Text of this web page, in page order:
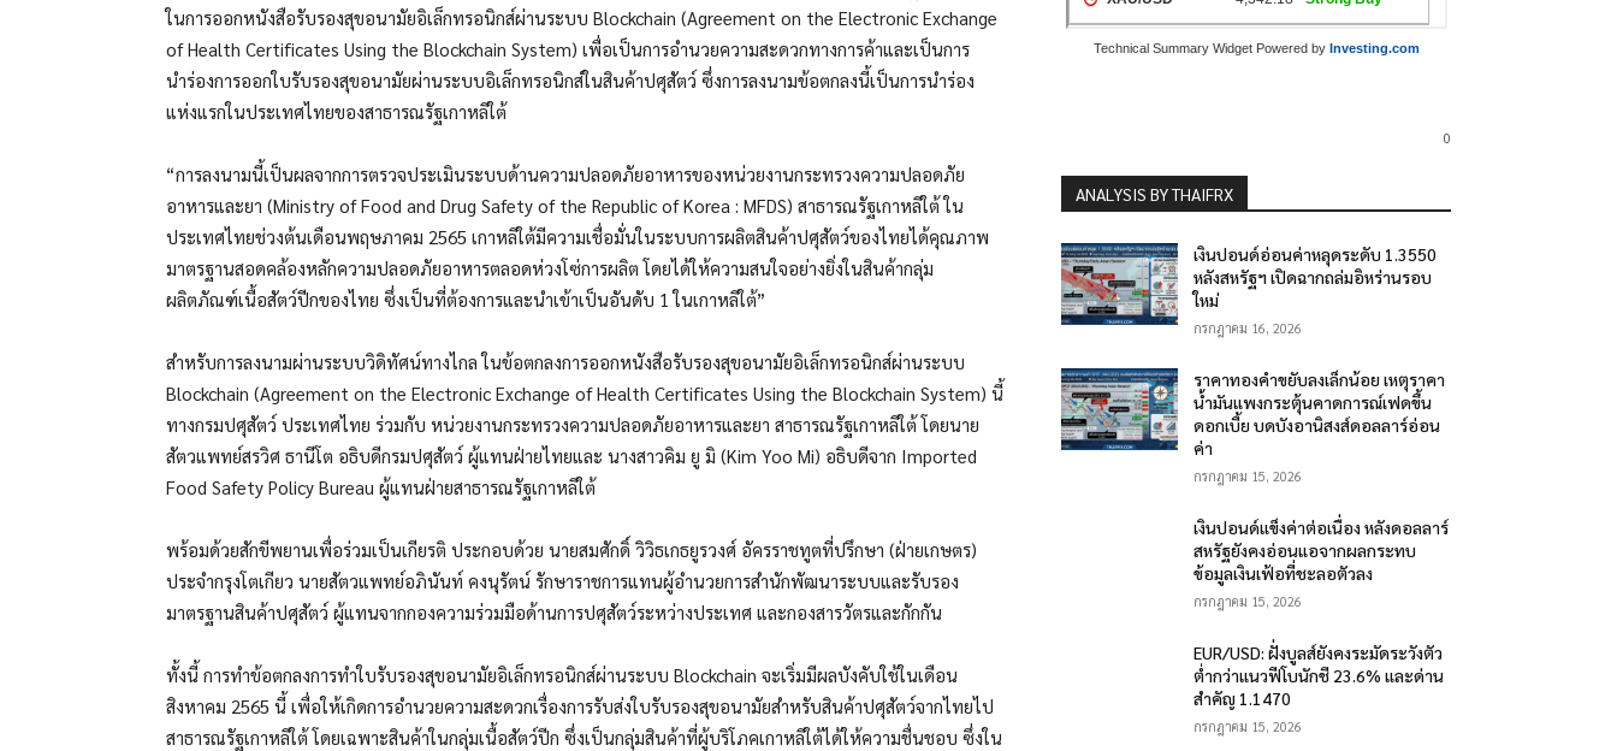
ในการออกหนังสือรับรองสุขอนามัยอิเล็กทรอนิกส์ผ่านระบบ Blockchain (Agreement on the Electronic Exchange
of Health Certificates Using the Blockchain System) เพื่อเป็นการอำนวยความสะดวกทางการค้าและเป็นการ
นำร่องการออกใบรับรองสุขอนามัยผ่านระบบอิเล็กทรอนิกส์ในสินค้าปศุสัตว์ ซึ่งการลงนามข้อตกลงนี้เป็นการนำร่อง
แห่งแรกในประเทศไทยของสาธารณรัฐเกาหลีใต้
“การลงนามนี้เป็นผลจากการตรวจประเมินระบบด้านความปลอดภัยอาหารของหน่วยงานกระทรวงความปลอดภัย
อาหารและยา (Ministry of Food and Drug Safety of the Republic of Korea : MFDS) สาธารณรัฐเกาหลีใต้ ใน
ประเทศไทยช่วงต้นเดือนพฤษภาคม 2565 เกาหลีใต้มีความเชื่อมั่นในระบบการผลิตสินค้าปศุสัตว์ของไทยได้คุณภาพ
มาตรฐานสอดคล้องหลักความปลอดภัยอาหารตลอดห่วงโซ่การผลิต โดยได้ให้ความสนใจอย่างยิ่งในสินค้ากลุ่ม
ผลิตภัณฑ์เนื้อสัตว์ปีกของไทย ซึ่งเป็นที่ต้องการและนำเข้าเป็นอันดับ 1 ในเกาหลีใต้”
สำหรับการลงนามผ่านระบบวิดิทัศน์ทางไกล ในข้อตกลงการออกหนังสือรับรองสุขอนามัยอิเล็กทรอนิกส์ผ่านระบบ
Blockchain (Agreement on the Electronic Exchange of Health Certificates Using the Blockchain System) นี้
ทางกรมปศุสัตว์ ประเทศไทย ร่วมกับ หน่วยงานกระทรวงความปลอดภัยอาหารและยา สาธารณรัฐเกาหลีใต้ โดยนาย
สัตวแพทย์สรวิศ ธานีโต อธิบดีกรมปศุสัตว์ ผู้แทนฝ่ายไทยและ นางสาวคิม ยู มิ (Kim Yoo Mi) อธิบดีจาก Imported
Food Safety Policy Bureau ผู้แทนฝ่ายสาธารณรัฐเกาหลีใต้
พร้อมด้วยสักขีพยานเพื่อร่วมเป็นเกียรติ ประกอบด้วย นายสมศักดิ์ วิวิธเกธยูรวงศ์ อัครราชทูตที่ปรึกษา (ฝ่ายเกษตร)
ประจำกรุงโตเกียว นายสัตวแพทย์อภินันท์ คงนุรัตน์ รักษาราชการแทนผู้อำนวยการสำนักพัฒนาระบบและรับรอง
มาตรฐานสินค้าปศุสัตว์ ผู้แทนจากกองความร่วมมือด้านการปศุสัตว์ระหว่างประเทศ และกองสารวัตรและกักกัน
ทั้งนี้ การทำข้อตกลงการทำใบรับรองสุขอนามัยอิเล็กทรอนิกส์ผ่านระบบ Blockchain จะเริ่มมีผลบังคับใช้ในเดือน
สิงหาคม 2565 นี้ เพื่อให้เกิดการอำนวยความสะดวกเรื่องการรับส่งใบรับรองสุขอนามัยสำหรับสินค้าปศุสัตว์จากไทยไป
สาธารณรัฐเกาหลีใต้ โดยเฉพาะสินค้าในกลุ่มเนื้อสัตว์ปีก ซึ่งเป็นกลุ่มสินค้าที่ผู้บริโภคเกาหลีใต้ได้ให้ความชื่นชอบ ซึ่งใน
Technical Summary Widget Powered by Investing.com
0
ANALYSIS BY THAIFRX
เงินปอนด์อ่อนค่าหลุดระดับ 1.3550
หลังสหรัฐฯ เปิดฉากถล่มอิหร่านรอบ
ใหม่
กรกฎาคม 16, 2026
ราคาทองคำขยับลงเล็กน้อย เหตุราคา
น้ำมันแพงกระตุ้นคาดการณ์เฟดขึ้น
ดอกเบี้ย บดบังอานิสงส์ดอลลาร์อ่อน
ค่า
กรกฎาคม 15, 2026
เงินปอนด์แข็งค่าต่อเนื่อง หลังดอลลาร์
สหรัฐยังคงอ่อนแอจากผลกระทบ
ข้อมูลเงินเฟ้อที่ชะลอตัวลง
กรกฎาคม 15, 2026
EUR/USD: ฝั่งบูลส์ยังคงระมัดระวังตัว
ต่ำกว่าแนวฟีโบนักชี 23.6% และด่าน
สำคัญ 1.1470
กรกฎาคม 15, 2026